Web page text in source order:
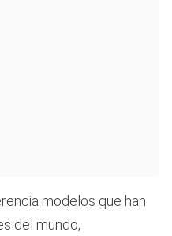
modelos que han
del mundo,